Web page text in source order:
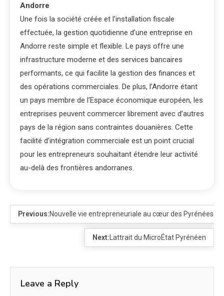
Andorre
Une fois la société créée et l’installation fiscale
effectuée, la gestion quotidienne d’une entreprise en
Andorre reste simple et flexible. Le pays offre une
infrastructure moderne et des services bancaires
performants, ce qui facilite la gestion des finances et
des opérations commerciales. De plus, l’Andorre étant
un pays membre de l’Espace économique européen, les
entreprises peuvent commercer librement avec d’autres
pays de la région sans contraintes douanières. Cette
facilité d’intégration commerciale est un point crucial
pour les entrepreneurs souhaitant étendre leur activité
au-delà des frontières andorranes.
Previous:Nouvelle vie entrepreneuriale au cœur des Pyrénées
Next: Lattrait du MicroÉtat Pyrénéen
Leave a Reply